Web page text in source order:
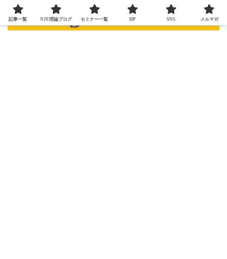
記事一覧 NJE理論ブログ セミナー一覧 HP SNS メルマガ